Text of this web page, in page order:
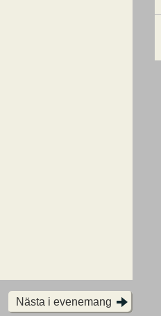
Nästa i evenemang